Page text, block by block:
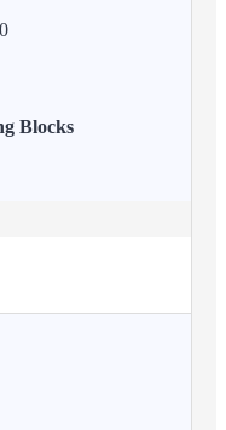
Blocks